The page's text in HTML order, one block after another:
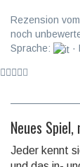
Rezension
noch
Sprache:
·
Neues
Jeder kennt